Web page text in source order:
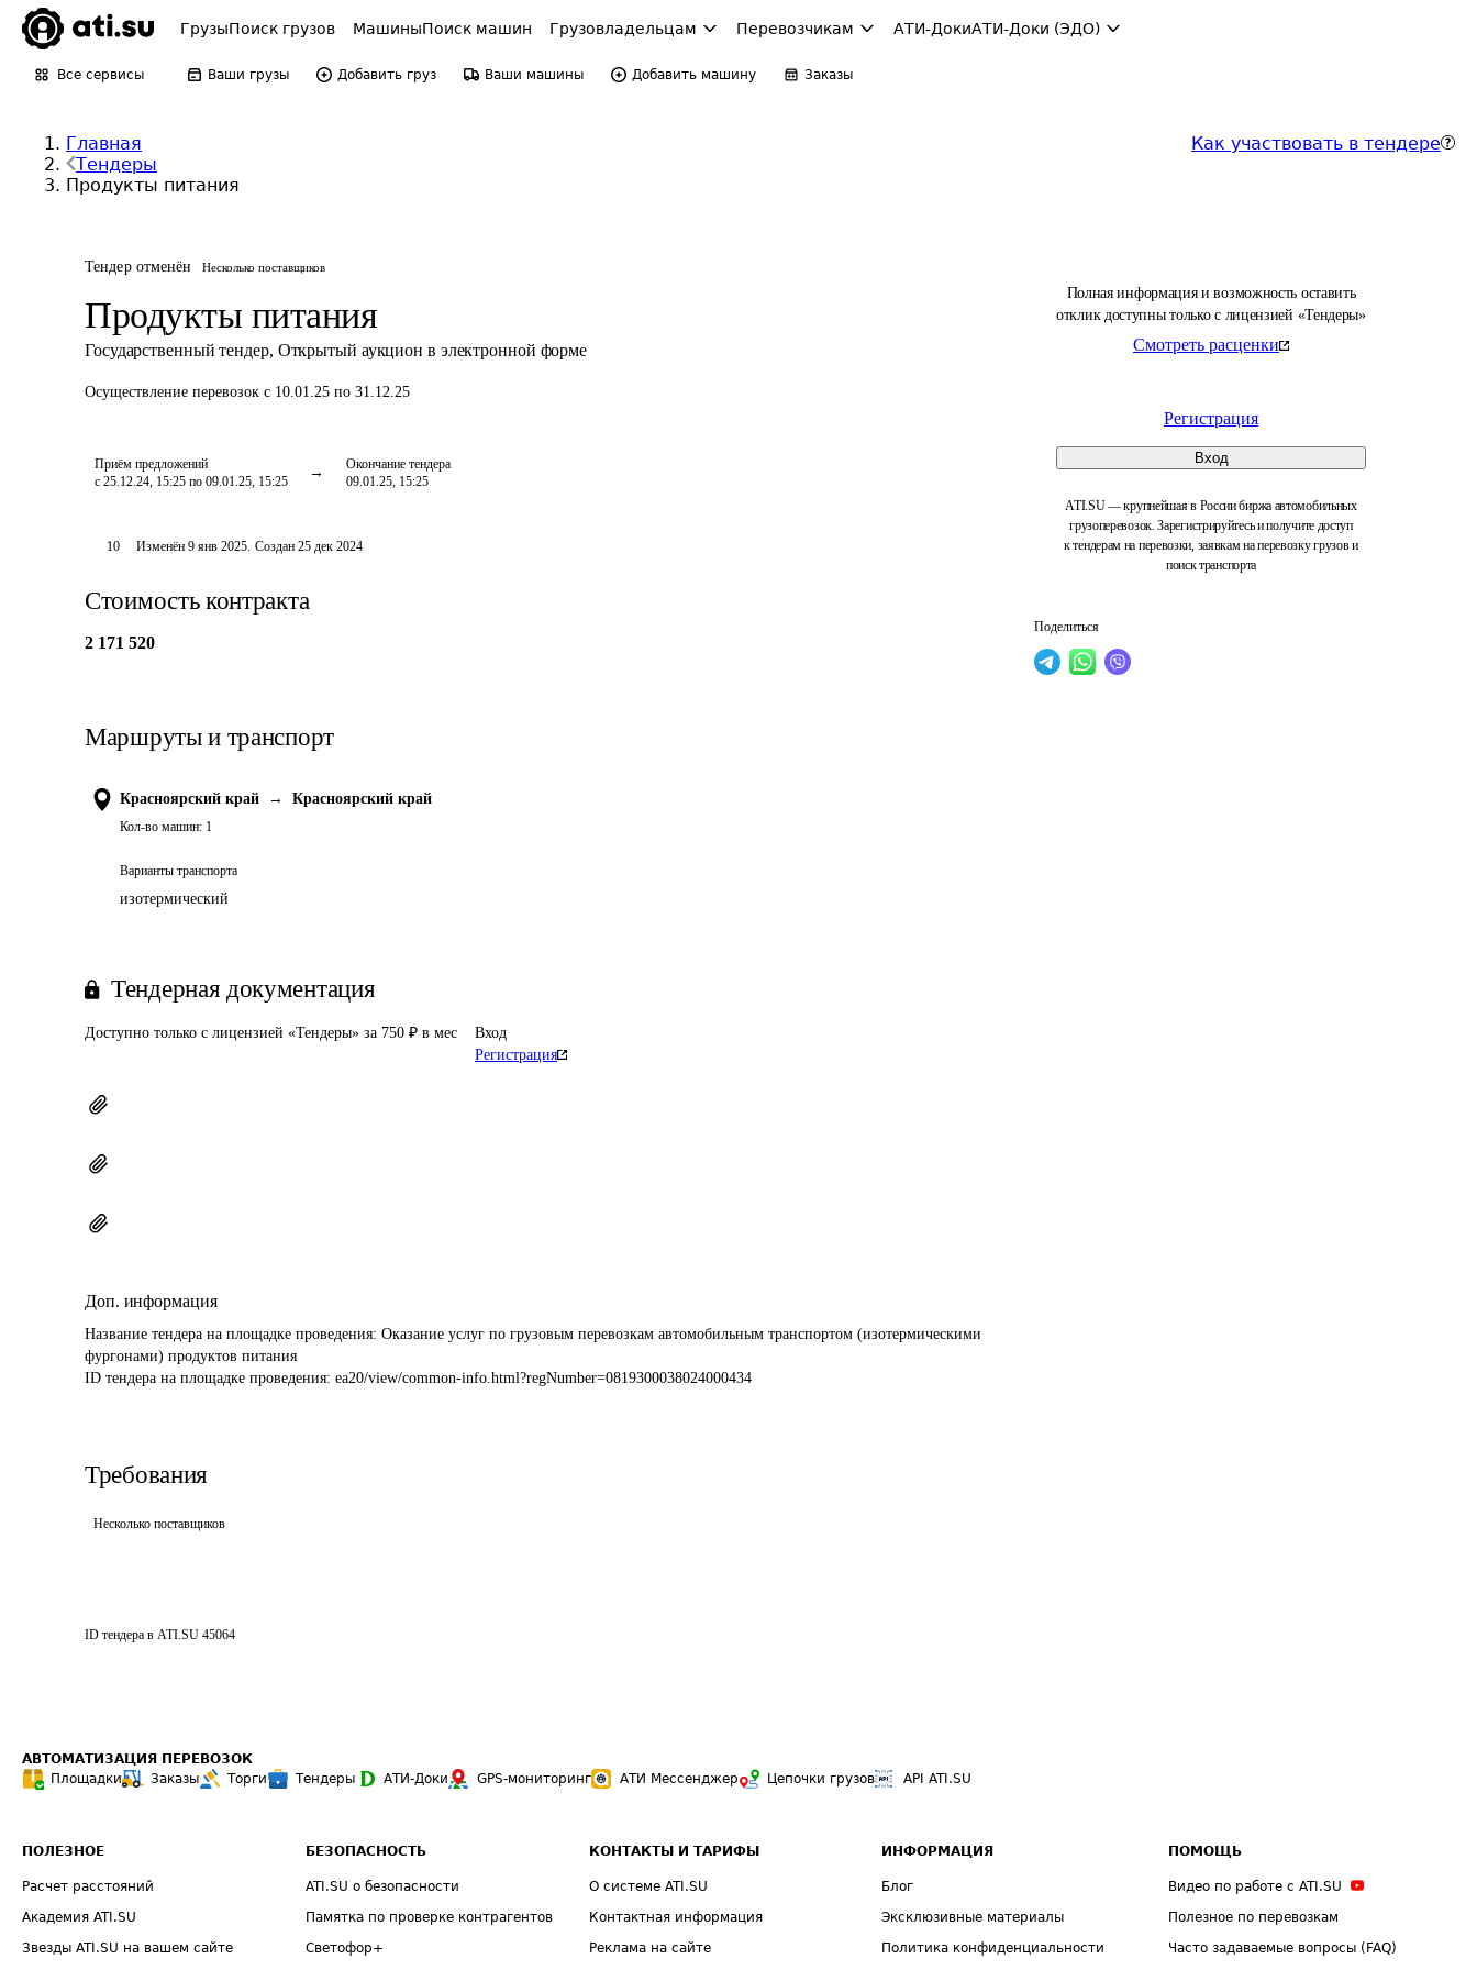
ГрузыПоиск грузов МашиныПоиск машин Грузовладельцам Перевозчикам АТИ-ДокиАТИ-Доки (ЭДО)
Все сервисы Ваши грузы Добавить груз Ваши машины Добавить машину Заказы
Главная
Тендеры
Продукты питания
Как участвовать в тендере
Тендер отменён Несколько поставщиков
Продукты питания
Государственный тендер, Открытый аукцион в электронной форме
Осуществление перевозок с 10.01.25 по 31.12.25
Приём предложений
с 25.12.24, 15:25 по 09.01.25, 15:25
Окончание тендера
09.01.25, 15:25
Полная информация и возможность оставить
отклик доступны только с лицензией «Тендеры»
Смотреть расценки
Регистрация
Вход
ATI.SU — крупнейшая в России биржа автомобильных
грузоперевозок. Зарегистрируйтесь и получите доступ
к тендерам на перевозки, заявкам на перевозку грузов и
поиск транспорта
Поделиться
10 Изменён9 янв 2025. Создан 25 дек 2024
Стоимость контракта
2 171 520
Маршруты и транспорт
Красноярский край → Красноярский край
Кол-во машин: 1
Варианты транспорта
изотермический
Тендерная документация
Доступно только с лицензией «Тендеры» за 750 ₽ в мес
Вход
Регистрация
Доп. информация
Название тендера на площадке проведения: Оказание услуг по грузовым перевозкам автомобильным транспортом (изотермическими
фургонами) продуктов питания
ID тендера на площадке проведения: ea20/view/common-info.html?regNumber=0819300038024000434
Требования
Несколько поставщиков
ID тендера в ATI.SU 45064
АВТОМАТИЗАЦИЯ ПЕРЕВОЗОК
Площадки
Заказы Торги Тендеры АТИ-Доки GPS-мониторинг АТИ Мессенджер Цепочки грузов API ATI.SU
ПОЛЕЗНОЕ
Расчет расстояний
Академия ATI.SU
Звезды ATI.SU на вашем сайте
БЕЗОПАСНОСТЬ
ATI.SU о безопасности
Памятка по проверке контрагентов
Светофор+
КОНТАКТЫ И ТАРИФЫ
О системе ATI.SU
Контактная информация
Реклама на сайте
ИНФОРМАЦИЯ
Блог
Эксклюзивные материалы
Политика конфиденциальности
ПОМОЩЬ
Видео по работе с ATI.SU
Полезное по перевозкам
Часто задаваемые вопросы (FAQ)